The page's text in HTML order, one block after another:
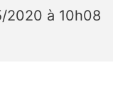
2020 à 10h08